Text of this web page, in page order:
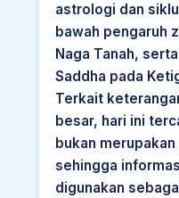
astrologi dan
bawah pengaruh
Naga Tanah,
Saddha pada
Terkait
besar, hari ini
bukan
sehingga
digunakan